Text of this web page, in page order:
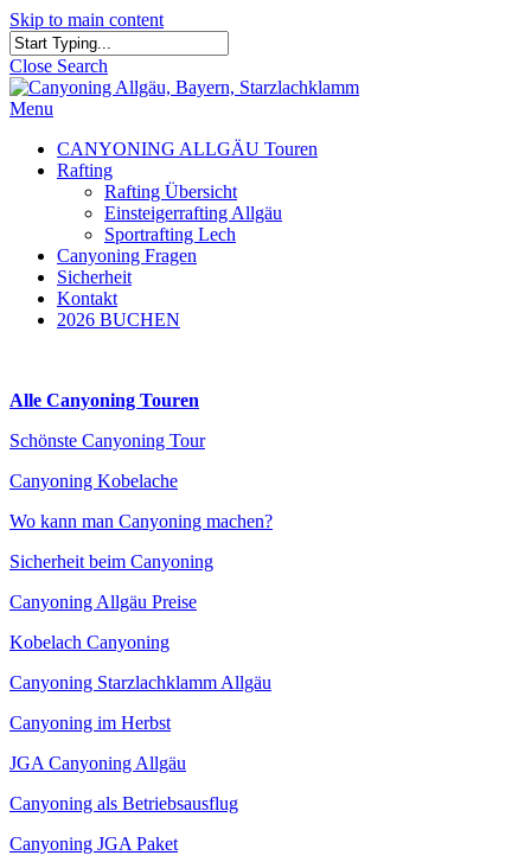
Skip to main content
Close Search
Menu
CANYONING ALLGÄU Touren
Rafting
Rafting Übersicht
Einsteigerrafting Allgäu
Sportrafting Lech
Canyoning Fragen
Sicherheit
Kontakt
2026 BUCHEN
Alle Canyoning Touren
Schönste Canyoning Tour
Canyoning Kobelache
Wo kann man Canyoning machen?
Sicherheit beim Canyoning
Canyoning Allgäu Preise
Kobelach Canyoning
Canyoning Starzlachklamm Allgäu
Canyoning im Herbst
JGA Canyoning Allgäu
Canyoning als Betriebsausflug
Canyoning JGA Paket